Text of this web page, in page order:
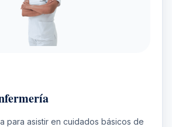
para asistir en cuidados básicos de